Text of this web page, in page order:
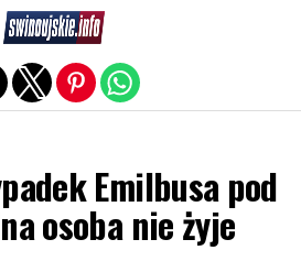
Emilbusa pod
osoba nie żyje
mobile version